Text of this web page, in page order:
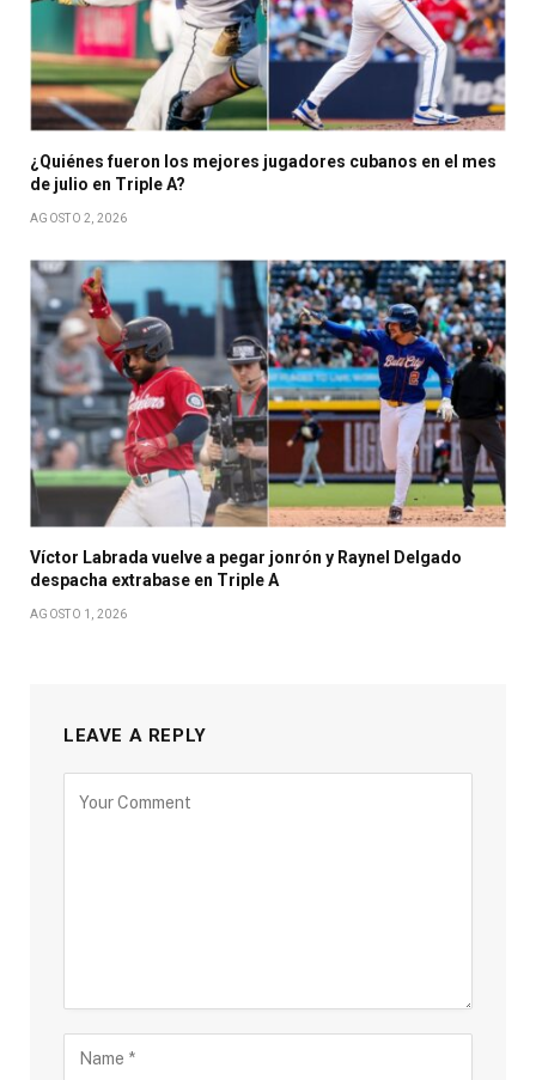
¿Quiénes fueron los mejores jugadores cubanos en el mes
de julio en Triple A?
AGOSTO 2, 2026
Víctor Labrada vuelve a pegar jonrón y Raynel Delgado
despacha extrabase en Triple A
AGOSTO 1, 2026
LEAVE A REPLY